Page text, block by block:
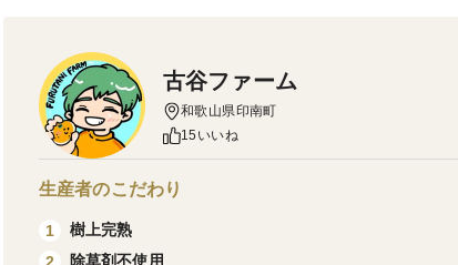
古谷ファーム
和歌山県印南町
15いいね
生産者のこだわり
1
樹上完熟
2
除草剤不使用